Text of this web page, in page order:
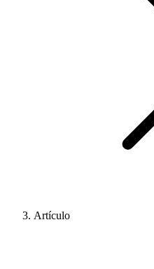
Artículo